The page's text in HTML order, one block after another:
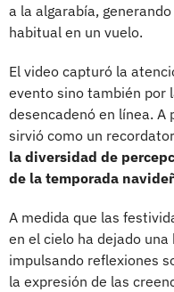
a la algarabía,
habitual en un vuelo.
El video capturó la
evento sino también por
desencadenó en línea. A
sirvió como un
la diversidad de
de la temporada
A medida que las
en el cielo ha dejado
impulsando reflexiones
la expresión de las